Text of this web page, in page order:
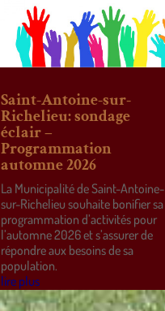
Saint-Antoine-sur-
Richelieu: sondage
éclair –
Programmation
automne 2026
La Municipalité de Saint-Antoine-
sur-Richelieu souhaite bonifier sa
programmation d’activités pour
l’automne 2026 et s’assurer de
répondre aux besoins de sa
population.
lire plus